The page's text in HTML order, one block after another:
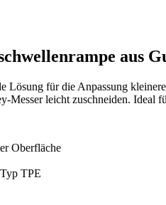
aus
Lösung für die Anpassung
Messer leicht zuschneiden. Ideal
Oberfläche
TPE